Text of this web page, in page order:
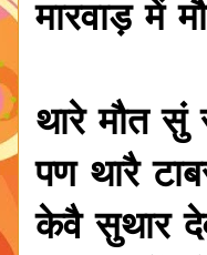
मारवाड़ में
थारे मौत
पण थारै
केवै सुथार